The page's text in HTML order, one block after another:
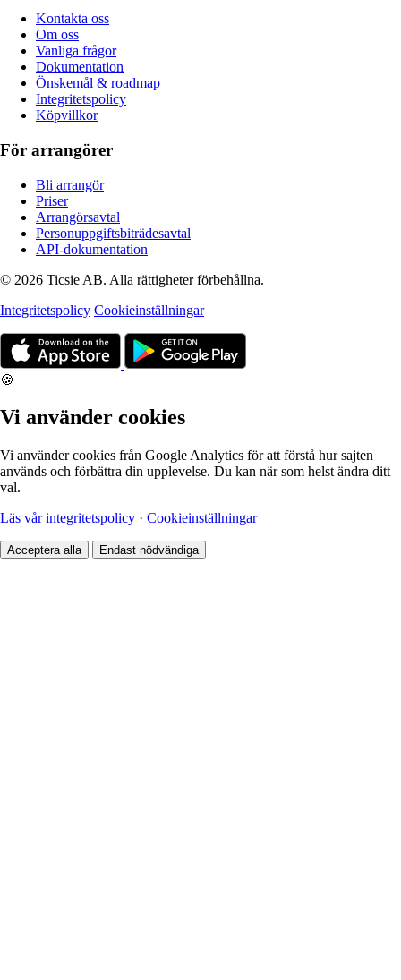
Kontakta oss
Om oss
Vanliga frågor
Dokumentation
Önskemål & roadmap
Integritetspolicy
Köpvillkor
För arrangörer
Bli arrangör
Priser
Arrangörsavtal
Personuppgiftsbiträdesavtal
API-dokumentation
© 2026 Ticsie AB. Alla rättigheter förbehållna.
Integritetspolicy Cookieinställningar
🍪
Vi använder cookies
Vi använder cookies från Google Analytics för att förstå hur sajten
används och förbättra din upplevelse. Du kan när som helst ändra ditt
val.
Läs vår integritetspolicy · Cookieinställningar
Acceptera alla Endast nödvändiga